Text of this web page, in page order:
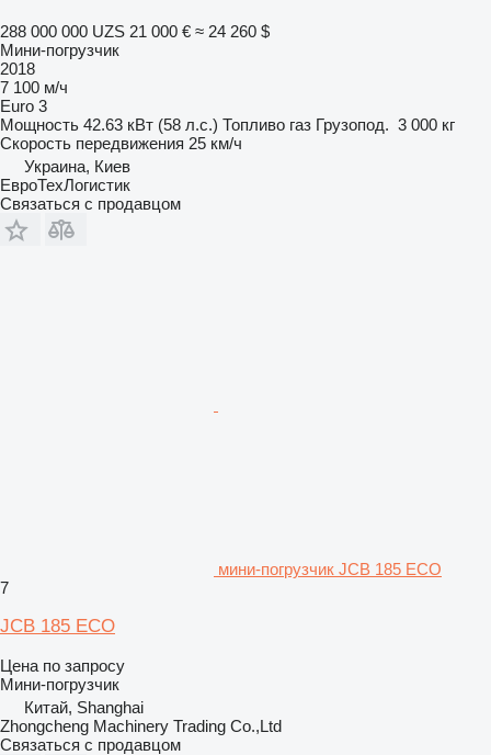
288 000 000 UZS 21 000 € ≈ 24 260 $
Мини-погрузчик
2018
7 100 м/ч
Euro 3
Мощность 42.63 кВт (58 л.с.) Топливо газ Грузопод. 3 000 кг
Скорость передвижения 25 км/ч
Украина, Киев
ЕвроТехЛогистик
Связаться с продавцом
мини-погрузчик JCB 185 ECO
7
JCB 185 ECO
Цена по запросу
Мини-погрузчик
Китай, Shanghai
Zhongcheng Machinery Trading Co.,Ltd
Связаться с продавцом